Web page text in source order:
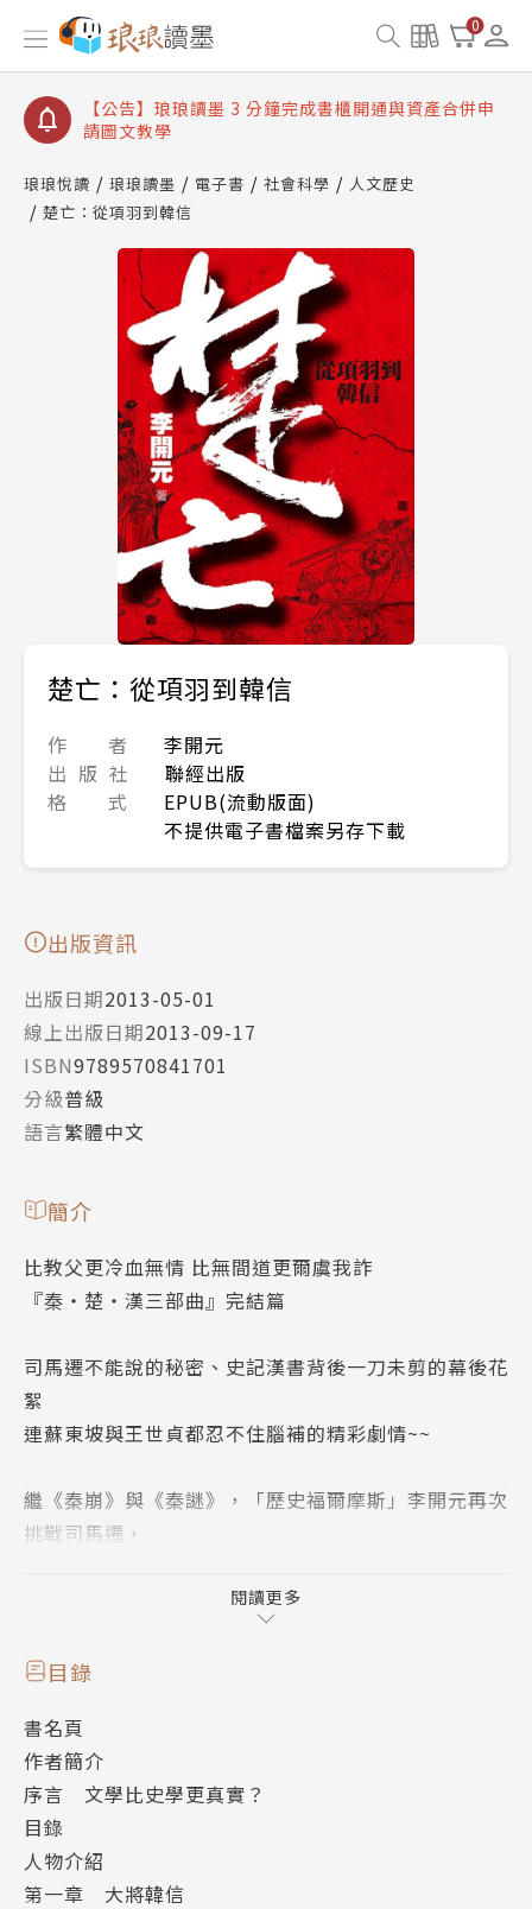
0
【公告】琅琅讀墨數位閱讀資產合併與書櫃開通申請
【公告】琅琅讀墨書櫃開通常見問題
【公告】琅琅讀墨 3 分鐘完成書櫃開通與資產合併申
請圖文教學
查詢
【公告】琅琅讀墨數位閱讀資產合併與書櫃開通申請
琅琅悅讀 琅琅讀墨 電子書 社會科學
人文歷史
楚亡：從項羽到韓信
楚亡：從項羽到韓信
作 者
李開元
出 版 社
聯經出版
格 式
EPUB(流動版面)
不提供電子書檔案另存下載
出版資訊
出版日期2013-05-01
線上出版日期2013-09-17
ISBN9789570841701
分級普級
語言繁體中文
簡介
比教父更冷血無情 比無間道更爾虞我詐
『秦・楚・漢三部曲』完結篇
司馬遷不能說的秘密、史記漢書背後一刀未剪的幕後花
絮
連蘇東坡與王世貞都忍不住腦補的精彩劇情~~
繼《秦崩》與《秦謎》，「歷史福爾摩斯」李開元再次
挑戰司馬遷，
項羽的性格，如何成就他西楚霸王的形象，又一步步將
他推向悲劇英雄的舞台？
露？
韓信拒絕與劉邦、項羽三分天下，對他個人的命運與歷
史的軌跡有什麼影響？
劉邦又如何能同時背負著識人明主與寡恩疑忌的形
象？
閱讀更多
目錄
書名頁
作者簡介
序言 文學比史學更真實？
目錄
人物介紹
第一章 大將韓信